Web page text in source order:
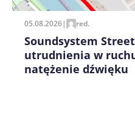
05.08.2026| red.
Soundsystem
utrudnienia w
natężenie dźwięku